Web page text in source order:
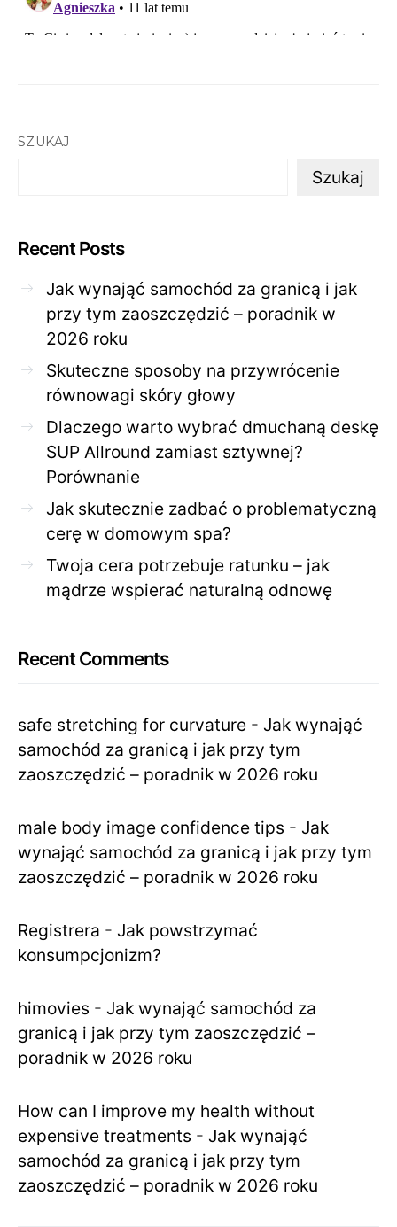
SZUKAJ
Szukaj
Recent Posts
Jak wynająć samochód za granicą i jak
przy tym zaoszczędzić – poradnik w
2026 roku
Skuteczne sposoby na przywrócenie
równowagi skóry głowy
Dlaczego warto wybrać dmuchaną deskę
SUP Allround zamiast sztywnej?
Porównanie
Jak skutecznie zadbać o problematyczną
cerę w domowym spa?
Twoja cera potrzebuje ratunku – jak
mądrze wspierać naturalną odnowę
Recent Comments
safe stretching for curvature - Jak wynająć
samochód za granicą i jak przy tym
zaoszczędzić – poradnik w 2026 roku
male body image confidence tips - Jak
wynająć samochód za granicą i jak przy tym
zaoszczędzić – poradnik w 2026 roku
Registrera - Jak powstrzymać
konsumpcjonizm?
himovies - Jak wynająć samochód za
granicą i jak przy tym zaoszczędzić –
poradnik w 2026 roku
How can I improve my health without
expensive treatments - Jak wynająć
samochód za granicą i jak przy tym
zaoszczędzić – poradnik w 2026 roku